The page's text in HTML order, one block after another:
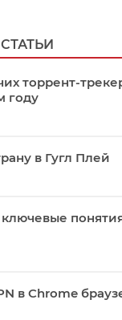
торрент-
году
в Гугл Плей
ключевые
в Chrome